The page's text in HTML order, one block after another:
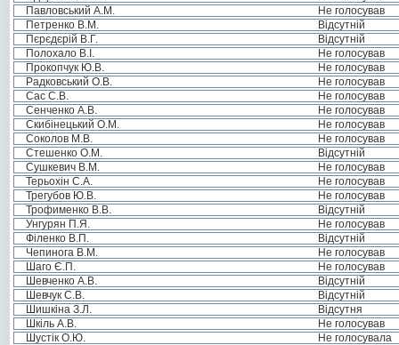
Павловський А.М.
Не голосував
Петренко В.М.
Відсутній
Пєрєдєрій В.Г.
Відсутній
Полохало В.І.
Не голосував
Прокопчук Ю.В.
Не голосував
Радковський О.В.
Не голосував
Сас С.В.
Не голосував
Сенченко А.В.
Не голосував
Скибінецький О.М.
Не голосував
Соколов М.В.
Не голосував
Стешенко О.М.
Відсутній
Сушкевич В.М.
Не голосував
Терьохін С.А.
Не голосував
Трегубов Ю.В.
Не голосував
Трофименко В.В.
Відсутній
Унгурян П.Я.
Не голосував
Філенко В.П.
Відсутній
Чепинога В.М.
Не голосував
Шаго Є.П.
Не голосував
Шевченко А.В.
Відсутній
Шевчук С.В.
Відсутній
Шишкіна З.Л.
Відсутня
Шкіль А.В.
Не голосував
Шустік О.Ю.
Не голосувала